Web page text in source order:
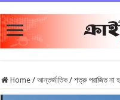
Home / আন্তর্জাতিক / শত্রু পরাজিত না